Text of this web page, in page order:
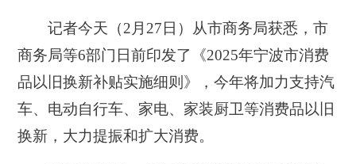
记者今天（2月27日）从市商务局获悉，市
商务局等6部门日前印发了《2025年宁波市消费
品以旧换新补贴实施细则》，今年将加力支持汽
车、电动自行车、家电、家装厨卫等消费品以旧
换新，大力提振和扩大消费。